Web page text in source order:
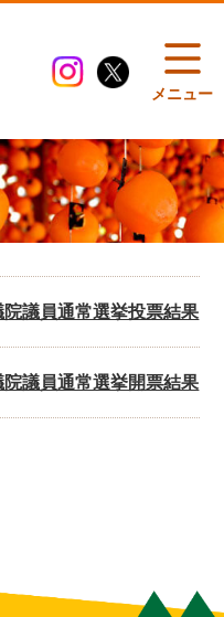
メニュー
議員通常選挙投票結果
議員通常選挙開票結果